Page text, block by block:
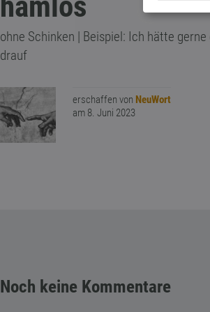
ohne Schinken | Beispiel: Ich hätte
drauf
erschaffen von NeuWort
am 8. Juni 2023
Noch keine Kommentare